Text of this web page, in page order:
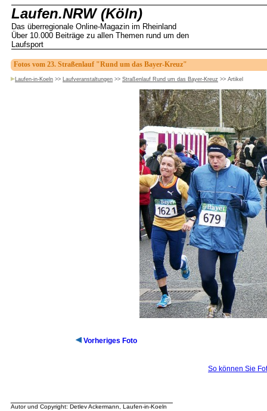
Laufen.NRW (Köln)
Das überregionale Online-Magazin im Rheinland
Über 10.000 Beiträge zu allen Themen rund um den
Laufsport
Fotos vom 23. Straßenlauf "Rund um das Bayer-Kreuz"
Laufen-in-Koeln >> Laufveranstaltungen >> Straßenlauf Rund um das Bayer-Kreuz >> Artikel
Vorheriges Foto
So können Sie
Autor und Copyright: Detlev Ackermann, Laufen-in-Koeln